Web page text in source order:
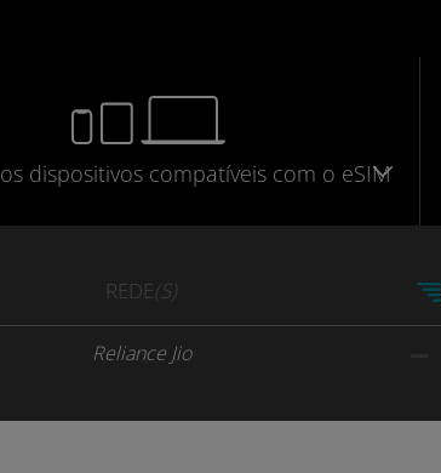
os dispositivos compatíveis com o eSIM
REDE(S)
Reliance Jio